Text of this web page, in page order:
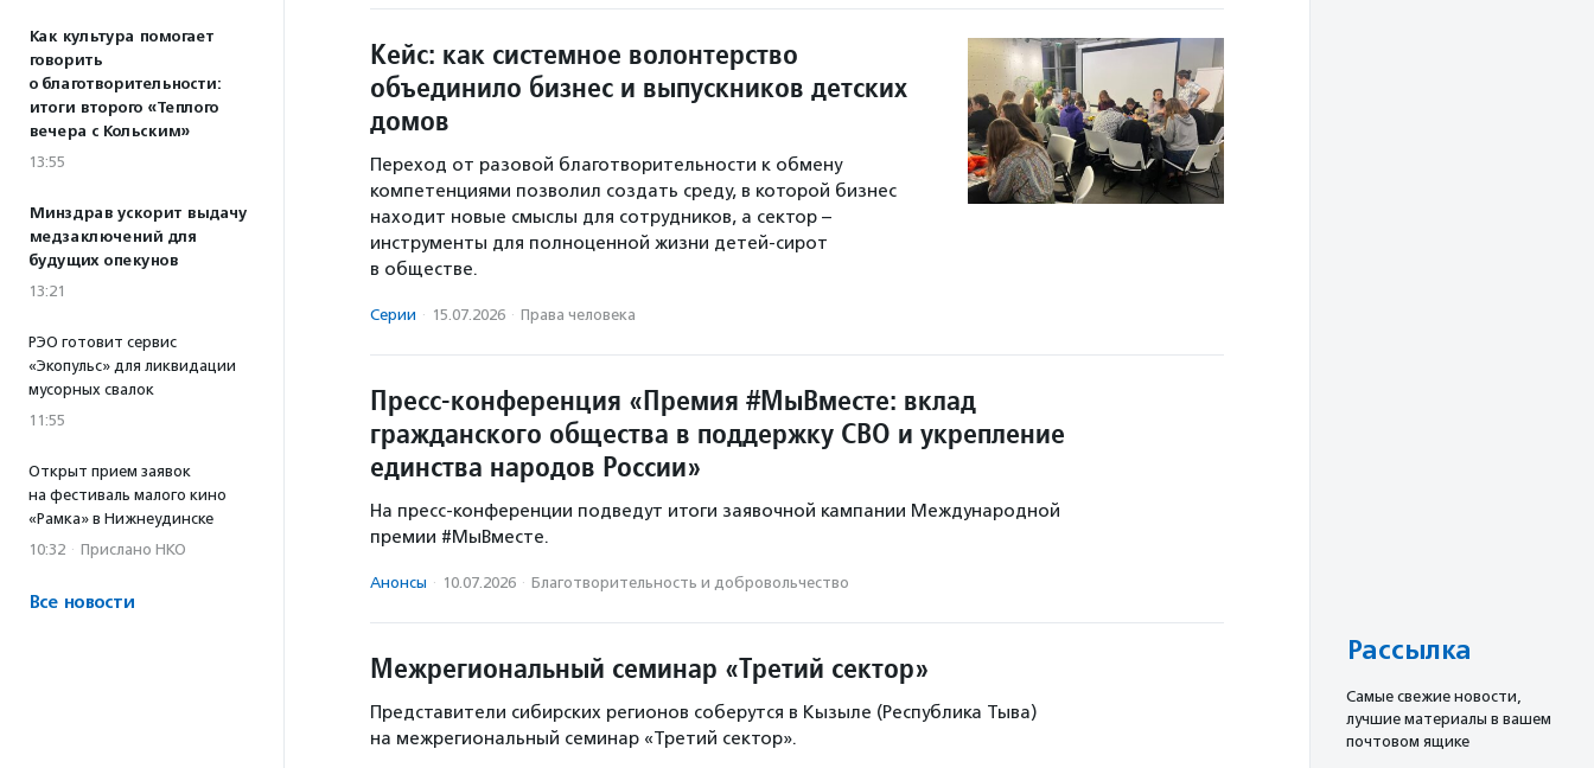
Как культура помогает
говорить
о благотворительности:
итоги второго «Теплого
вечера с Кольским»
13:55
Минздрав ускорит выдачу
медзаключений для
будущих опекунов
13:21
РЭО готовит сервис
«Экопульс» для ликвидации
мусорных свалок
11:55
Открыт прием заявок
на фестиваль малого кино
«Рамка» в Нижнеудинске
10:32 · Прислано НКО
Все новости
Кейс: как системное волонтерство
объединило бизнес и выпускников детских
домов
Переход от разовой благотворительности к обмену
компетенциями позволил создать среду, в которой бизнес
находит новые смыслы для сотрудников, а сектор –
инструменты для полноценной жизни детей-сирот
в обществе.
Серии · 15.07.2026 · Права человека
Пресс-конференция «Премия #МыВместе: вклад
гражданского общества в поддержку СВО и укрепление
единства народов России»
На пресс-конференции подведут итоги заявочной кампании Международной
премии #МыВместе.
Анонсы · 10.07.2026 · Благотвори­тель­ность и доброволь­чест­во
Межрегиональный семинар «Третий сектор»
Представители сибирских регионов соберутся в Кызыле (Республика Тыва)
на межрегиональный семинар «Третий сектор».
Рассылка
Cамые свежие новости,
лучшие материалы в вашем
почтовом ящике